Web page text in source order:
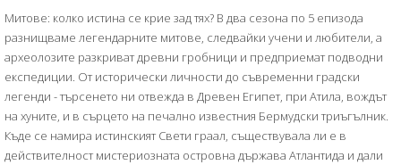
Митове: колко истина се крие зад тях? В два сезона по 5 епизода
разнищваме легендарните митове, следвайки учени и любители, а
археолозите разкриват древни гробници и предприемат подводни
експедиции. От исторически личности до съвременни градски
легенди - търсенето ни отвежда в Древен Египет, при Атила, вождът
на хуните, и в сърцето на печално известния Бермудски триъгълник.
Къде се намира истинският Свети граал, съществувала ли е в
действителност мистериозната островна държава Атлантида и дали